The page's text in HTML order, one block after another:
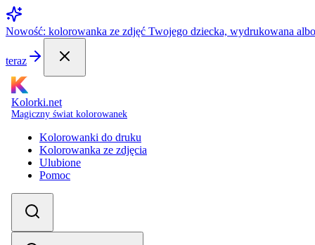
Nowość: kolorowanka ze zdjęć Twojego dziecka, wydrukowana
teraz
Kolorki.net
Magiczny świat kolorowanek
Kolorowanki do druku
Kolorowanka ze zdjęcia
Ulubione
Pomoc